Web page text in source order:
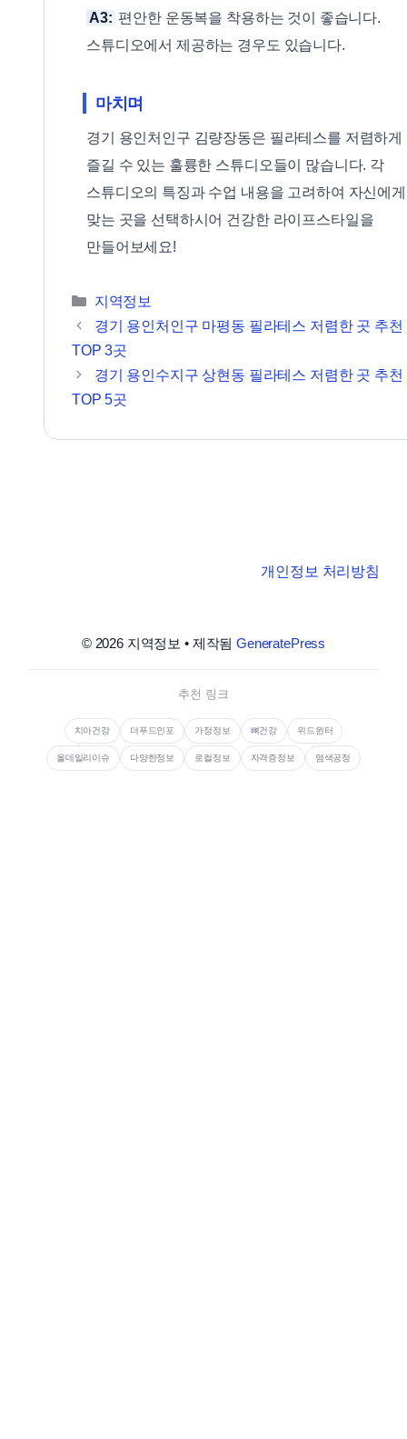
A3: 편안한 운동복을 착용하는 것이 좋습니다.
스튜디오에서 제공하는 경우도 있습니다.
마치며
경기 용인처인구 김량장동은 필라테스를 저렴하게
즐길 수 있는 훌륭한 스튜디오들이 많습니다. 각
스튜디오의 특징과 수업 내용을 고려하여 자신에게
맞는 곳을 선택하시어 건강한 라이프스타일을
만들어보세요!
카테고리
지역정보
경기 용인처인구 마평동 필라테스 저렴한 곳 추천
TOP 3곳
경기 용인수지구 상현동 필라테스 저렴한 곳 추천
TOP 5곳
개인정보 처리방침
© 2026 지역정보 • 제작됨GeneratePress
추천 링크
치아건강 더푸드인포 가정정보 뼈건강 위드윈터
올데일리이슈 다양한정보 로컬정보 자격증정보 염색공정